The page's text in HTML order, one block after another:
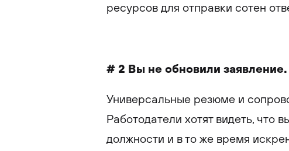
ресурсов для отправки сотен
# 2 Вы не обновили заявление.
Универсальные резюме и
Работодатели хотят видеть, что
должности и в то же время